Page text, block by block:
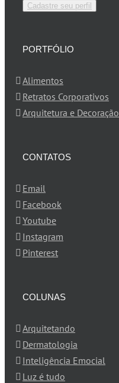
Cadastre seu perfil
PORTFÓLIO
Alimentos
Retratos Corporativos
Arquitetura e Decoração
CONTATOS
Email
Facebook
Youtube
Instagram
Pinterest
COLUNAS
Arquitetando
Dermatologia
Inteligência Emocial
Luz é tudo